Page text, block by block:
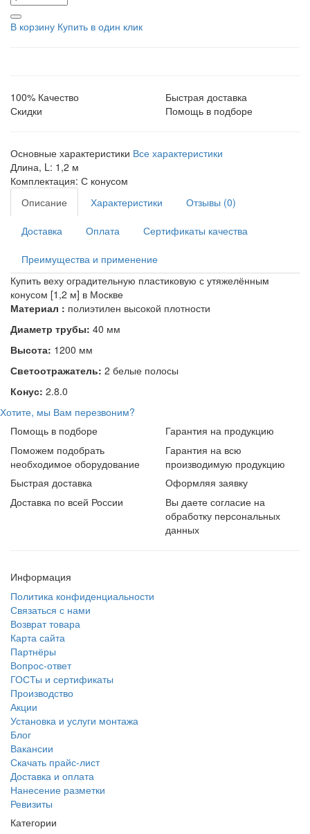
В корзину Купить в один клик
100% Качество
Быстрая доставка
Скидки
Помощь в подборе
Основные характеристики Все характеристики
Длина, L: 1,2 м
Комплектация: С конусом
Описание
Характеристики Отзывы (0)
Доставка Оплата Сертификаты качества
Преимущества и применение
Купить веху оградительную пластиковую с утяжелённым
конусом [1,2 м] в Москве
Материал : полиэтилен высокой плотности
Диаметр трубы: 40 мм
Высота: 1200 мм
Светоотражатель: 2 белые полосы
Конус: 2.8.0
Хотите, мы Вам перезвоним?
Помощь в подборе
Поможем подобрать
необходимое оборудование
Гарантия на продукцию
Гарантия на всю
производимую продукцию
Быстрая доставка
Доставка по всей России
Оформляя заявку
Вы даете согласие на
обработку персональных
данных
Информация
Политика конфиденциальности
Связаться с нами
Возврат товара
Карта сайта
Партнёры
Вопрос-ответ
ГОСТы и сертификаты
Производство
Акции
Установка и услуги монтажа
Блог
Вакансии
Скачать прайс-лист
Доставка и оплата
Нанесение разметки
Ревизиты
Категории